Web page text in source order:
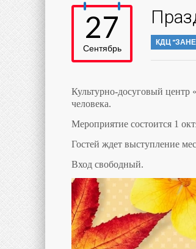
27
Сентябрь
КДЦ
Культурно-досуговый
человека.
Мероприятие состоится 1
Гостей ждет выступление
Вход свободный.